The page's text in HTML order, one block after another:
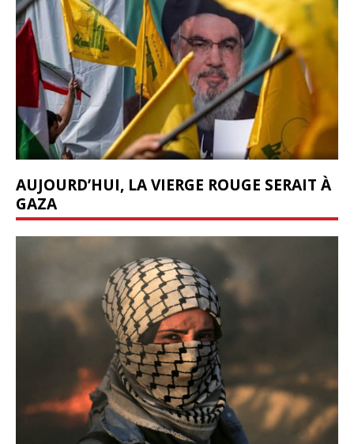
AUJOURD’HUI, LA VIERGE ROUGE SERAIT À
GAZA